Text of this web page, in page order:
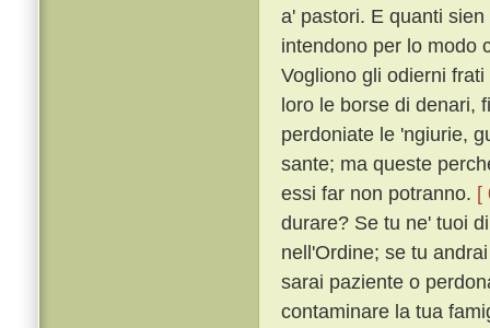
a' pastori. E quanti
intendono per lo modo
Vogliono gli odierni
loro le borse di denari,
perdoniate le 'ngiurie,
sante; ma queste
essi far non potranno. [
durare? Se tu ne' tuoi
nell'Ordine; se tu
sarai paziente o
contaminare la tua